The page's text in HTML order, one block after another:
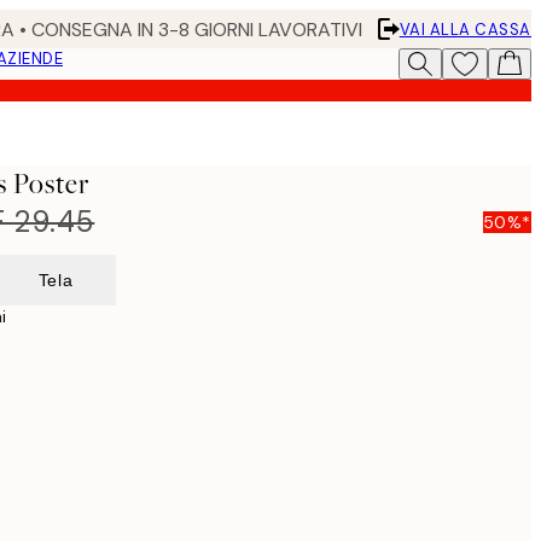
• CONSEGNA IN 3-8 GIORNI LAVORATIVI
VAI ALLA CASSA
Poster
29.45 50%*
Tela